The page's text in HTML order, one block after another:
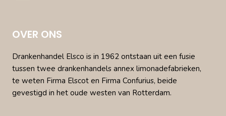
OVER ONS
Drankenhandel Elsco is in 1962 ontstaan uit een fusie
tussen twee drankenhandels annex limonadefabrieken,
te weten Firma Elscot en Firma Confurius, beide
gevestigd in het oude westen van Rotterdam.